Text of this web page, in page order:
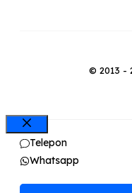
© 2013 -
Close
Telepon
Whatsapp